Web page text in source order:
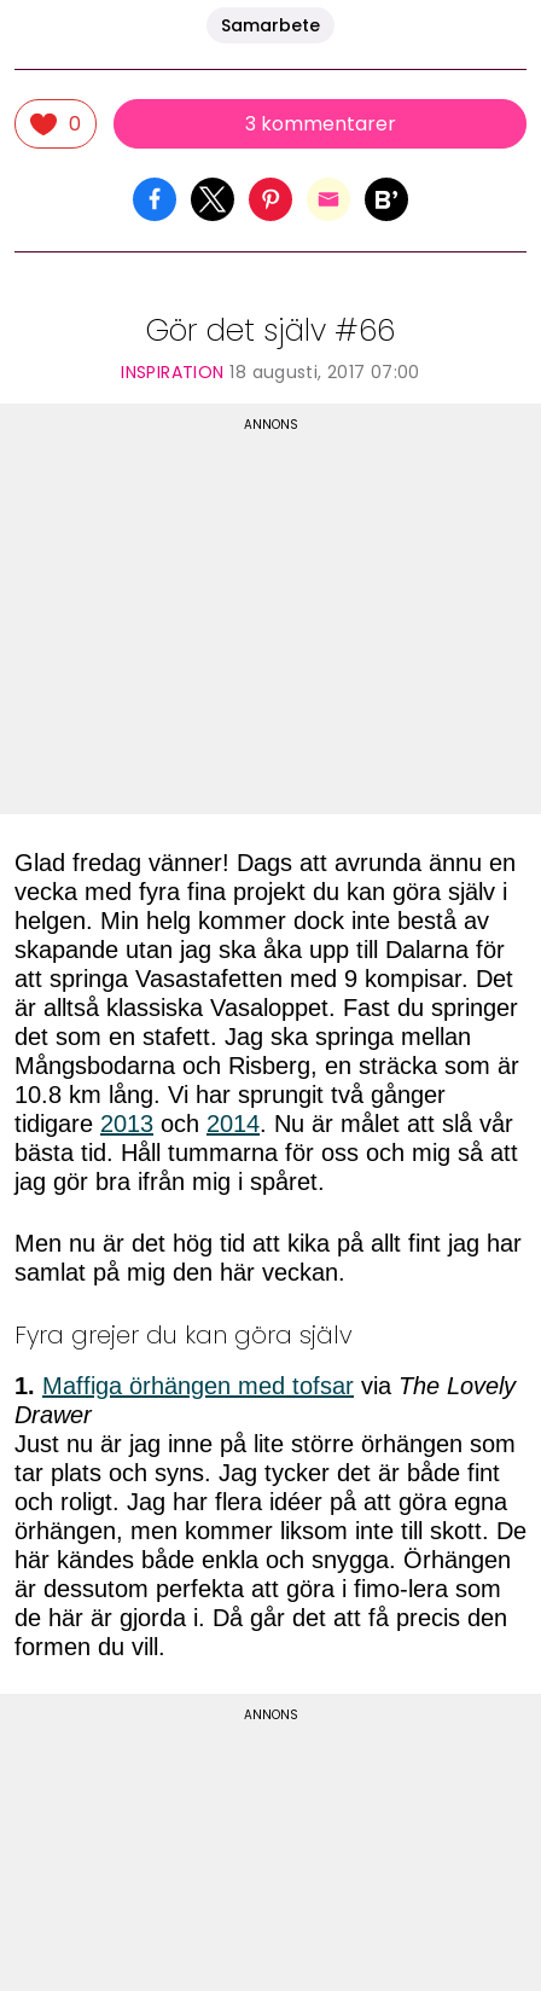
Samarbete
0 3 kommentarer
Gör det själv #66
INSPIRATION 18 augusti, 2017 07:00
Glad fredag vänner! Dags att avrunda ännu en
vecka med fyra fina projekt du kan göra själv i
helgen. Min helg kommer dock inte bestå av
skapande utan jag ska åka upp till Dalarna för
att springa Vasastafetten med 9 kompisar. Det
är alltså klassiska Vasaloppet. Fast du springer
det som en stafett. Jag ska springa mellan
Mångsbodarna och Risberg, en sträcka som är
10.8 km lång. Vi har sprungit två gånger
tidigare 2013 och 2014. Nu är målet att slå vår
bästa tid. Håll tummarna för oss och mig så att
jag gör bra ifrån mig i spåret.
Men nu är det hög tid att kika på allt fint jag har
samlat på mig den här veckan.
Fyra grejer du kan göra själv
1. Maffiga örhängen med tofsar via The Lovely
Drawer
Just nu är jag inne på lite större örhängen som
tar plats och syns. Jag tycker det är både fint
och roligt. Jag har flera idéer på att göra egna
örhängen, men kommer liksom inte till skott. De
här kändes både enkla och snygga. Örhängen
är dessutom perfekta att göra i fimo-lera som
de här är gjorda i. Då går det att få precis den
formen du vill.